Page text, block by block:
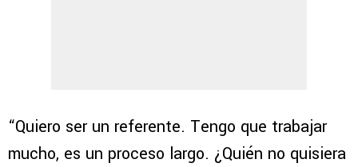
“Quiero ser un referente. Tengo que trabajar
mucho, es un proceso largo. ¿Quién no quisiera